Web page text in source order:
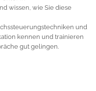
wissen, wie Sie diese
und
kennen und trainieren
gut gelingen.